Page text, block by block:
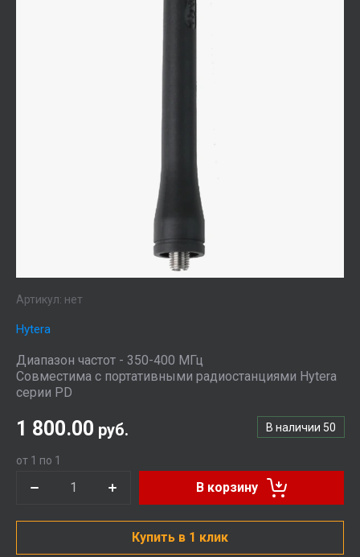
Артикул: нет
Hytera
Диапазон частот - 350-400 МГц
Совместима с портативными радиостанциями Hytera
серии PD
В наличии 50
1 800.00 руб.
от 1 по 1
В корзину
Купить в 1 клик